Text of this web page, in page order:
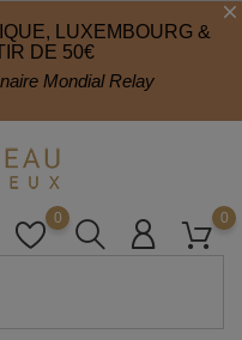
LUXEMBOURG &
DE 50€
Mondial Relay
0
0